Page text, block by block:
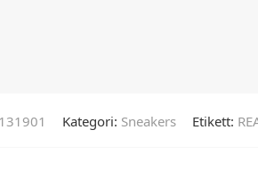
Kategori: Sneakers Etikett: